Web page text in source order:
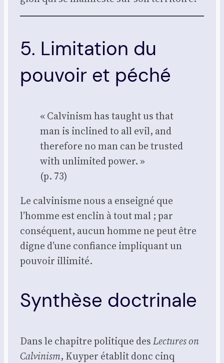
5. Limitation du
pouvoir et péché
« Cal­vi­nism has taught us that
man is incli­ned to all evil, and
the­re­fore no man can be trus­ted
with unli­mi­ted power. »
(p. 73)
Le cal­vi­nisme nous a ensei­gné que
l’homme est enclin à tout mal ; par
consé­quent, aucun homme ne peut être
digne d’une confiance impli­quant un
pou­voir illi­mi­té.
Synthèse doctrinale
Dans le cha­pitre poli­tique desLec­tures on
Cal­vi­nism, Kuy­per éta­blit donc cinq